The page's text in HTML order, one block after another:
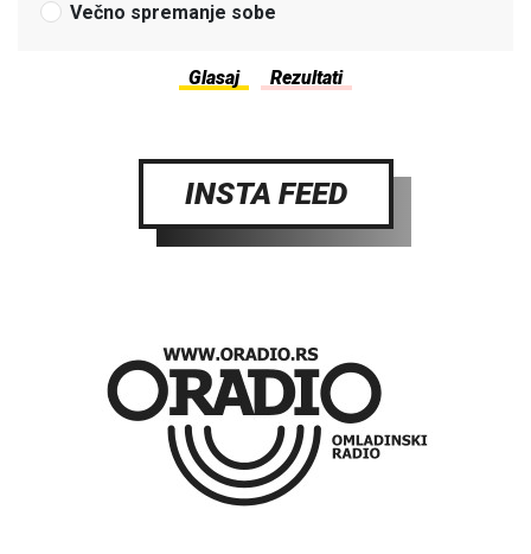
Večno spremanje sobe
INSTA FEED